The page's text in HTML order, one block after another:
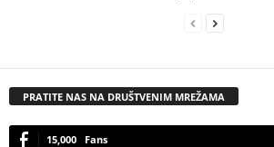
PRATITE NAS NA DRUŠTVENIM MREŽAMA
15,000 Fans